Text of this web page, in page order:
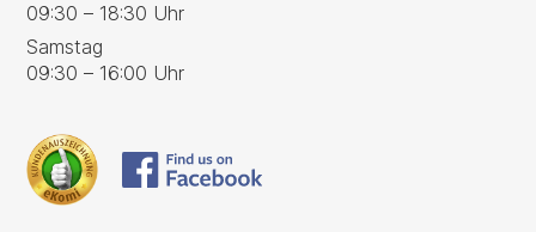
09:30 – 18:30 Uhr
Samstag
09:30 – 16:00 Uhr